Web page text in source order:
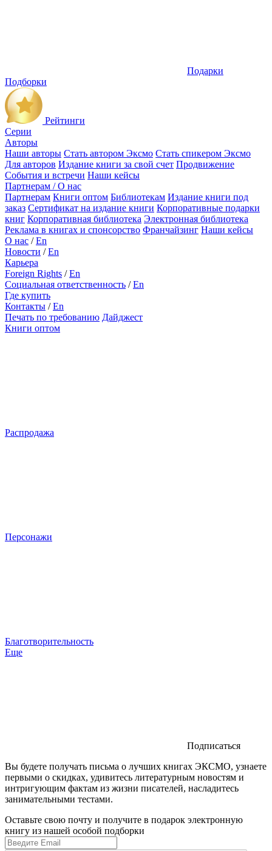
Подарки
Подборки
Рейтинги
Серии
Авторы
Наши авторы Стать автором Эксмо Стать спикером Эксмо
Для авторов Издание книги за свой счет Продвижение
События и встречи Наши кейсы
Партнерам / О нас
Партнерам Книги оптом Библиотекам Издание книги под
заказ Сертификат на издание книги Корпоративные подарки
книг Корпоративная библиотека Электронная библиотека
Реклама в книгах и спонсорство Франчайзинг Наши кейсы
О нас /En
Новости /En
Карьера
Foreign Rights /En
Социальная ответственность /En
Где купить
Контакты /En
Печать по требованию Дайджест
Книги оптом
Распродажа
Персонажи
Благотворительность
Еще
Подписаться
Вы будете получать письма о лучших книгах ЭКСМО, узнаете
первыми о скидках, удивитесь литературным новостям и
интригующим фактам из жизни писателей, насладитесь
занимательными тестами.
Оставьте свою почту и получите в подарок электронную
книгу из нашей особой подборки